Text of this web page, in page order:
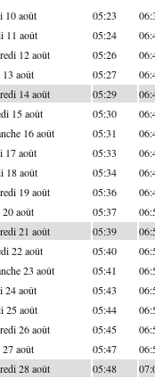
10 août 05:23
11 août 05:24
12 août 05:26
13 août 05:27
14 août 05:29
15 août 05:30
16 août 05:31
17 août 05:33
18 août 05:34
19 août 05:36
20 août 05:37
21 août 05:39
22 août 05:40
23 août 05:41
24 août 05:43
25 août 05:44
26 août 05:45
27 août 05:47
28 août 05:48